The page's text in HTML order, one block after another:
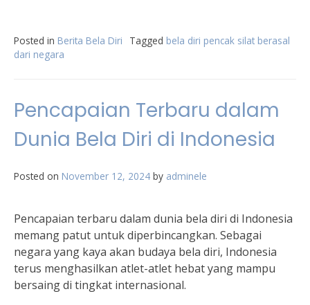
Posted in Berita Bela Diri Tagged bela diri pencak silat berasal
dari negara
Pencapaian Terbaru dalam
Dunia Bela Diri di Indonesia
Posted on November 12, 2024 by adminele
Pencapaian terbaru dalam dunia bela diri di Indonesia
memang patut untuk diperbincangkan. Sebagai
negara yang kaya akan budaya bela diri, Indonesia
terus menghasilkan atlet-atlet hebat yang mampu
bersaing di tingkat internasional.